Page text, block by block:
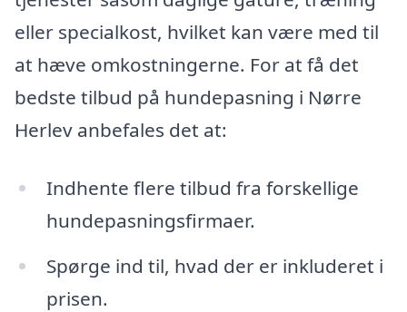
eller specialkost, hvilket kan være med til
at hæve omkostningerne. For at få det
bedste tilbud på hundepasning i Nørre
Herlev anbefales det at:
Indhente flere tilbud fra forskellige
hundepasningsfirmaer.
Spørge ind til, hvad der er inkluderet i
prisen.